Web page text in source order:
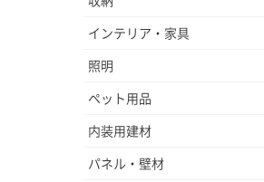
インテリア・家具
照明
ペット用品
内装用建材
パネル・壁材